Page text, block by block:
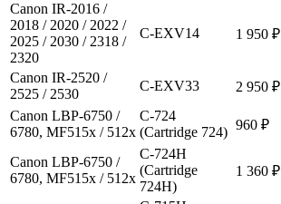
Canon IR-2016 /
2018 / 2020 / 2022 /
2025 / 2030 / 2318 /
2320
C-EXV14 1 950 ₽
Canon IR-2520 /
2525 / 2530
C-EXV33 2 950 ₽
Canon LBP-6750 /
6780, MF515x / 512x
C-724
(Cartridge 724) 960 ₽
Canon LBP-6750 /
6780, MF515x / 512x
C-724H
(Cartridge
724H)
1 360 ₽